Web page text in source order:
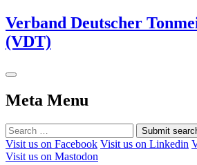
Verband Deutscher
(VDT)
Meta Menu
Submit
Visit us on Facebook Visit us on Linkedin
Visit us on Mastodon